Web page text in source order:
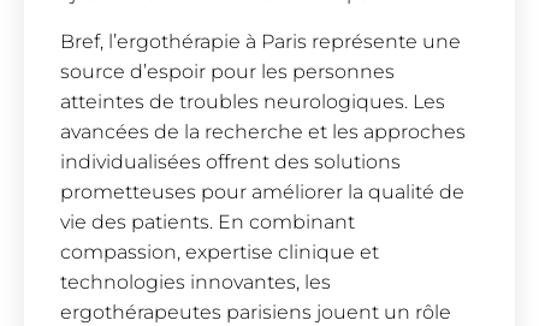
Bref, l’ergothérapie à Paris représente une
source d’espoir pour les personnes
atteintes de troubles neurologiques. Les
avancées de la recherche et les approches
individualisées offrent des solutions
prometteuses pour améliorer la qualité de
vie des patients. En combinant
compassion, expertise clinique et
technologies innovantes, les
ergothérapeutes parisiens jouent un rôle